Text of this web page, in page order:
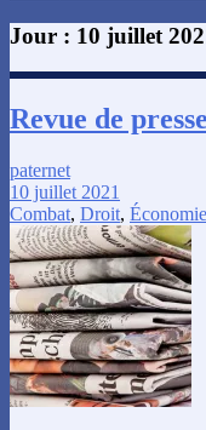
Jour : 10 juillet
Revue de
paternet
10 juillet 2021
Combat, Droit, Économie